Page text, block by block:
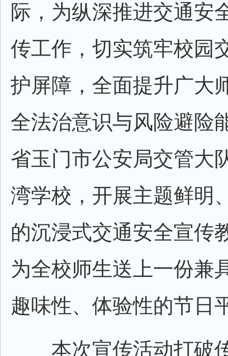
际，为纵深推进交通安
传工作，切实筑牢校园
护屏障，全面提升广大
全法治意识与风险避险
省玉门市公安局交管大
湾学校，开展主题鲜明
的沉浸式交通安全宣传
为全校师生送上一份兼
趣味性、体验性的节日
本次宣传活动打破